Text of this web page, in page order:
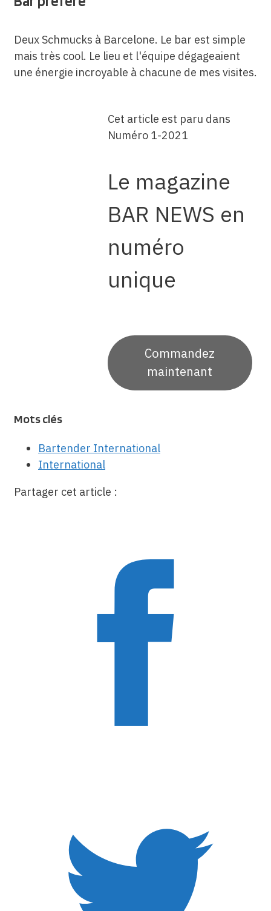
Deux Schmucks à Barcelone. Le bar est simple
mais très cool. Le lieu et l'équipe dégageaient
une énergie incroyable à chacune de mes visites.
Cet article est paru dans
Numéro 1-2021
Le magazine
BAR NEWS en
numéro
unique
Commandez
maintenant
Mots clés
Bartender International
International
Partager cet article :